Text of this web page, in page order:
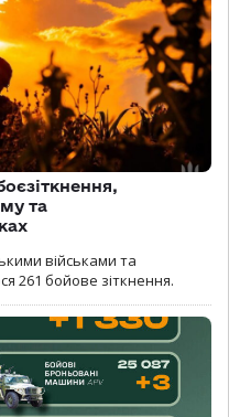
та
військами та
261 бойове зіткнення.